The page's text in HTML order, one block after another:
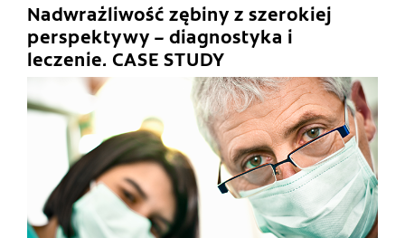
Nadwrażliwość zębiny z szerokiej
perspektywy – diagnostyka i
leczenie. CASE STUDY
C